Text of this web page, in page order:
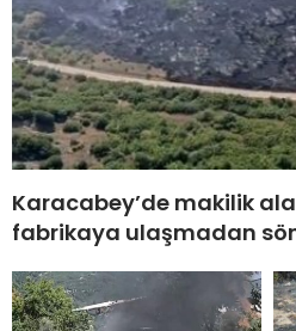
Karacabey’de makilik
fabrikaya ulaşmadan